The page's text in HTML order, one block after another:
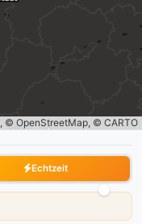
, © OpenStreetMap, © CARTO
Echtzeit